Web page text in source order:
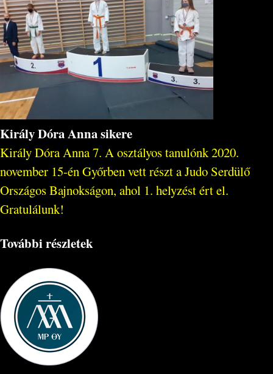
Király Dóra Anna sikere
Király Dóra Anna 7. A osztályos tanulónk 2020.
november 15-én Győrben vett részt a Judo Serdülő
Országos Bajnokságon, ahol 1. helyzést ért el.
Gratulálunk!
További részletek